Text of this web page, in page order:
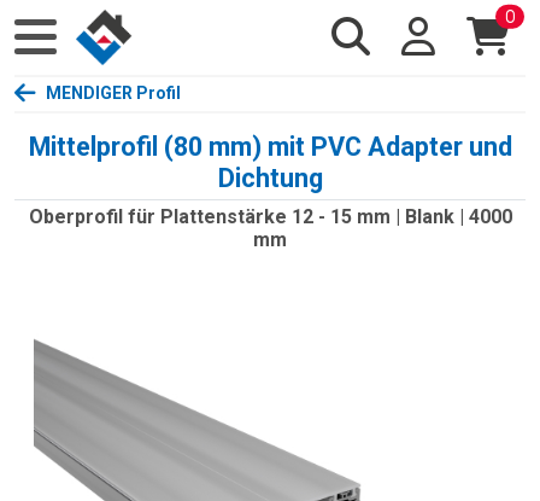
0
MENDIGER Profil
Mittelprofil (80 mm) mit PVC Adapter und
Dichtung
Oberprofil für Plattenstärke 12 - 15 mm | Blank | 4000
mm